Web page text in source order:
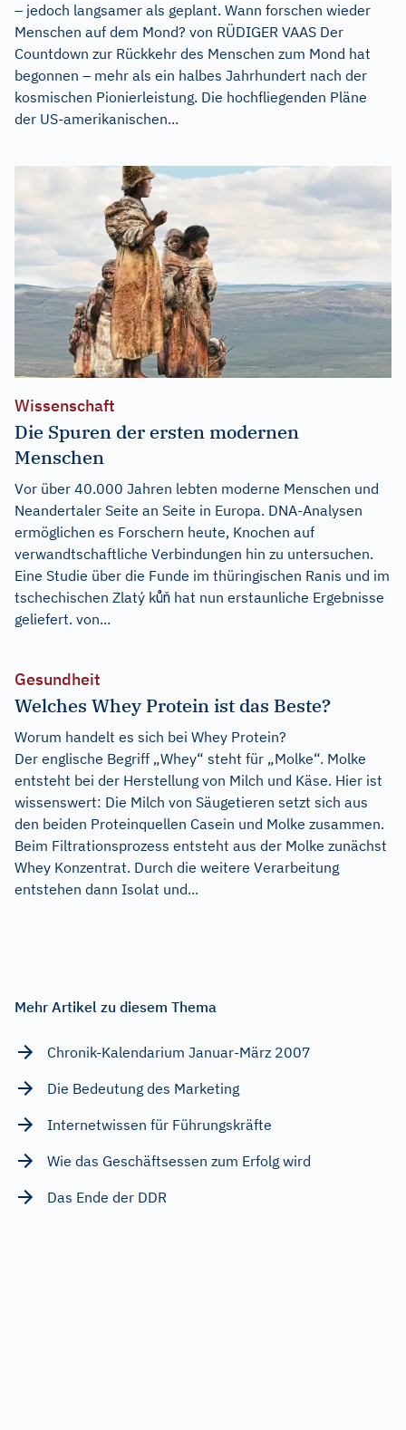
– jedoch langsamer als geplant. Wann forschen wieder
Menschen auf dem Mond? von RÜDIGER VAAS Der
Countdown zur Rückkehr des Menschen zum Mond hat
begonnen – mehr als ein halbes Jahrhundert nach der
kosmischen Pionierleistung. Die hochfliegenden Pläne
der US-amerikanischen...
Wissenschaft
Die Spuren der ersten modernen
Menschen
Vor über 40.000 Jahren lebten moderne Menschen und
Neandertaler Seite an Seite in Europa. DNA-Analysen
ermöglichen es Forschern heute, Knochen auf
verwandtschaftliche Verbindungen hin zu untersuchen.
Eine Studie über die Funde im thüringischen Ranis und im
tschechischen Zlatý kůň hat nun erstaunliche Ergebnisse
geliefert. von...
Gesundheit
Welches Whey Protein ist das Beste?
Worum handelt es sich bei Whey Protein?
Der englische Begriff „Whey“ steht für „Molke“. Molke
entsteht bei der Herstellung von Milch und Käse. Hier ist
wissenswert: Die Milch von Säugetieren setzt sich aus
den beiden Proteinquellen Casein und Molke zusammen.
Beim Filtrationsprozess entsteht aus der Molke zunächst
Whey Konzentrat. Durch die weitere Verarbeitung
entstehen dann Isolat und...
Mehr Artikel zu diesem Thema
Chronik-Kalendarium Januar-März 2007
Die Bedeutung des Marketing
Internetwissen für Führungskräfte
Wie das Geschäftsessen zum Erfolg wird
Das Ende der DDR